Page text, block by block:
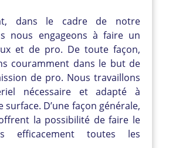
dans le cadre de notre
nous engageons à faire un
et de pro. De toute façon,
couramment dans le but de
de pro. Nous travaillons
nécessaire et adapté à
surface. D’une façon générale,
la possibilité de faire le
efficacement toutes les